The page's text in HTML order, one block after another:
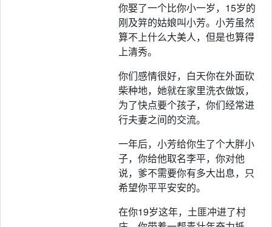
你娶了一个比你小一岁，15岁的
刚及笄的姑娘叫小芳。小芳虽然
算不上什么大美人，但是也算得
上清秀。
你们感情很好，白天你在外面砍
柴种地，她就在家里洗衣做饭，
为了快点要个孩子，你们经常进
行夫妻之间的交流。
一年后，小芳给你生了个大胖小
子，你给他取名李平，你对他
说，爹不需要你有多大出息，只
希望你平平安安的。
在你19岁这年，土匪冲进了村